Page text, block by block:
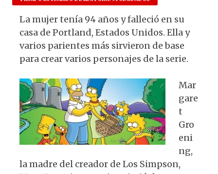
at
s
A
p
p
c
e
b
o
o
k
es
k
y
g
ra
m
La mujer tenía 94 años y falleció en su
casa de Portland, Estados Unidos. Ella y
varios parientes más sirvieron de base
para crear varios personajes de la serie.
Mar
gare
t
Gro
eni
ng,
la madre del creador de Los Simpson,